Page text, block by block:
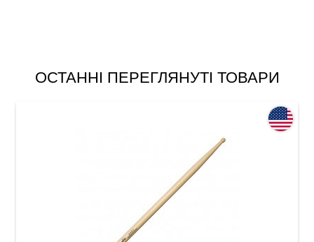
ОСТАННІ ПЕРЕГЛЯНУТІ ТОВАРИ